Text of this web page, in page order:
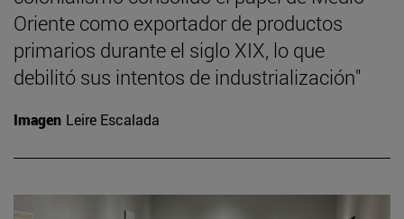
Oriente como exportador de productos
primarios durante el siglo XIX, lo que
debilitó sus intentos de industrialización"
Imagen Leire Escalada